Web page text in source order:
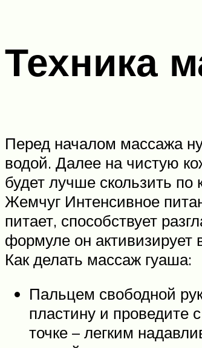
Техника
Перед началом массажа
водой. Далее на чистую
будет лучше скользить
Жемчуг Интенсивное
питает, способствует
формуле он активизирует
Как делать массаж гуаша:
Пальцем свободной
пластину и проведите
точке – легким